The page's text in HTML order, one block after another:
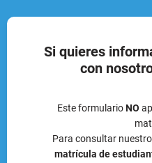
Si quieres
con
Este formularioNO
Para consultar nuestro
matrícula de